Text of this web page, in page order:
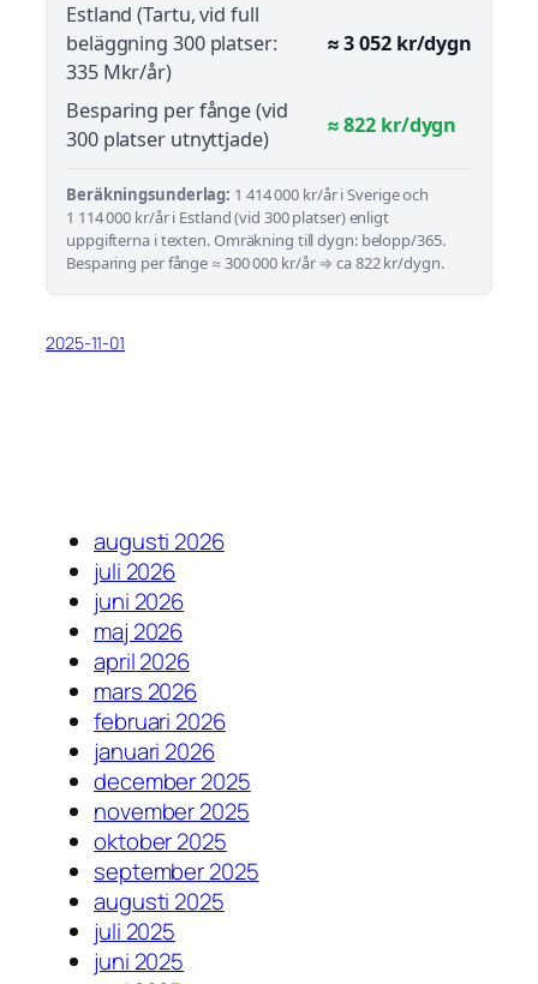
Estland (Tartu, vid full
beläggning 300 platser:
335 Mkr/år)
≈ 3 052 kr/dygn
Besparing per fånge (vid
300 platser utnyttjade)
≈ 822 kr/dygn
Beräkningsunderlag: 1 414 000 kr/år i Sverige och
1 114 000 kr/år i Estland (vid 300 platser) enligt
uppgifterna i texten. Omräkning till dygn: belopp/365.
Besparing per fånge ≈ 300 000 kr/år ⇒ ca 822 kr/dygn.
2025-11-01
augusti 2026
juli 2026
juni 2026
maj 2026
april 2026
mars 2026
februari 2026
januari 2026
december 2025
november 2025
oktober 2025
september 2025
augusti 2025
juli 2025
juni 2025